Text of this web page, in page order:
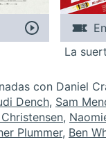
La
con Daniel
Dench, Sam
,
Plummer, Ben